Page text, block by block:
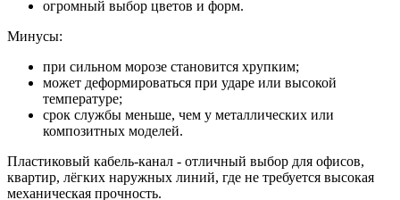
огромный выбор цветов и форм.
Минусы:
при сильном морозе становится хрупким;
может деформироваться при ударе или высокой
температуре;
срок службы меньше, чем у металлических или
композитных моделей.
Пластиковый кабель-канал - отличный выбор для офисов,
квартир, лёгких наружных линий, где не требуется высокая
механическая прочность.